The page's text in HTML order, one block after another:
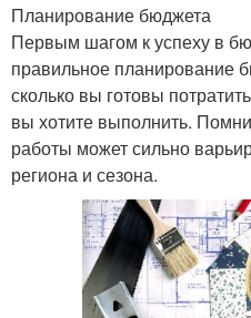
Планирование бюджета
Первым шагом к успеху в
правильное планирование
сколько вы готовы
вы хотите выполнить.
работы может сильно
региона и сезона.